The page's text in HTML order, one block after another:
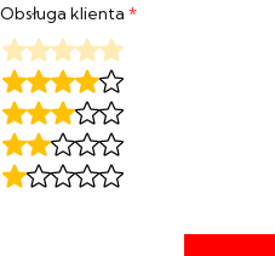
Obsługa klienta *